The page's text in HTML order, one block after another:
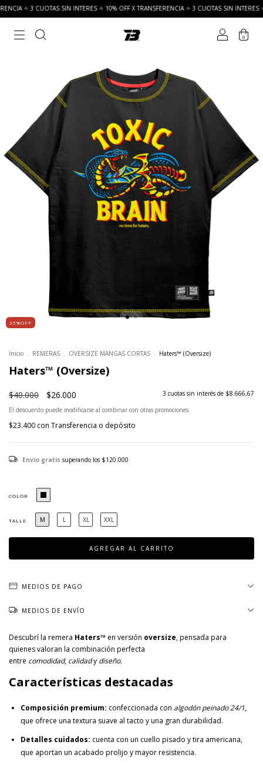
SIN INTERES ✧ 10% OFF X TRANSFERENCIA ✧ 3 CUOTAS SIN INTERES ✧ 10% OFF
0
35%OFF
Inicio . REMERAS . OVERSIZE MANGAS CORTAS . Haters™ (Oversize)
Haters™ (Oversize)
$40.000 $26.000 3 cuotas sin interés de $8.666,67
El descuento puede modificarse al combinar con otras promociones.
$23.400 con Transferencia o depósito
Envío gratis superando los $120.000
COLOR
TALLE M L XL XXL
MEDIOS DE PAGO
MEDIOS DE ENVÍO
Descubrí la remera Haters™ en versión oversize, pensada para
quienes valoran la combinación perfecta
entre comodidad, calidady diseño.
Características destacadas
Composición premium: confeccionada con algodón peinado 24/1,
que ofrece una textura suave al tacto y una gran durabilidad.
Detalles cuidados: cuenta con un cuello pisado y tira americana,
que aportan un acabado prolijo y mayor resistencia.